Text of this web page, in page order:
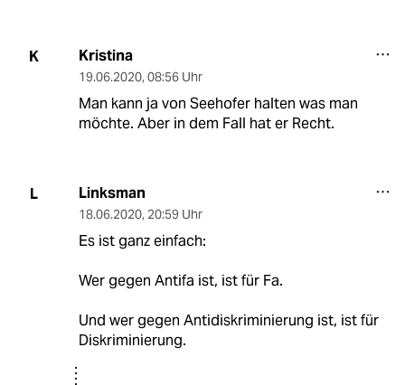
K Kristina
19.06.2020, 08:56 Uhr
Man kann ja von Seehofer halten was man
möchte. Aber in dem Fall hat er Recht.
L Linksman
18.06.2020, 20:59 Uhr
Es ist ganz einfach:
Wer gegen Antifa ist, ist für Fa.
Und wer gegen Antidiskriminierung ist, ist für
Diskriminierung.